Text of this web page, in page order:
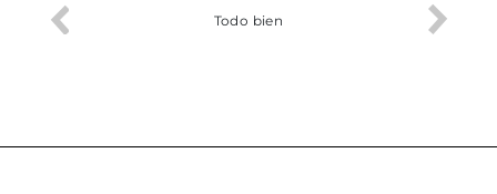
Todo bien